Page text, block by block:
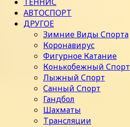
АВТОСПОРТ
ДРУГОЕ
Зимние Виды Спорта
Коронавирус
Фигурное Катание
Конькобежный Спорт
Лыжный Спорт
Санный Спорт
Гандбол
Шахматы
Трансляции